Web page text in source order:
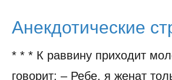
Анекдотические
* * * К раввину приходит
говорит: – Ребе, я женат